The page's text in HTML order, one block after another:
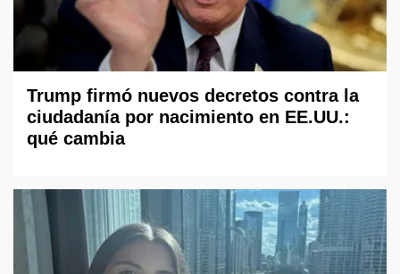
Trump firmó nuevos decretos contra la
ciudadanía por nacimiento en EE.UU.:
qué cambia